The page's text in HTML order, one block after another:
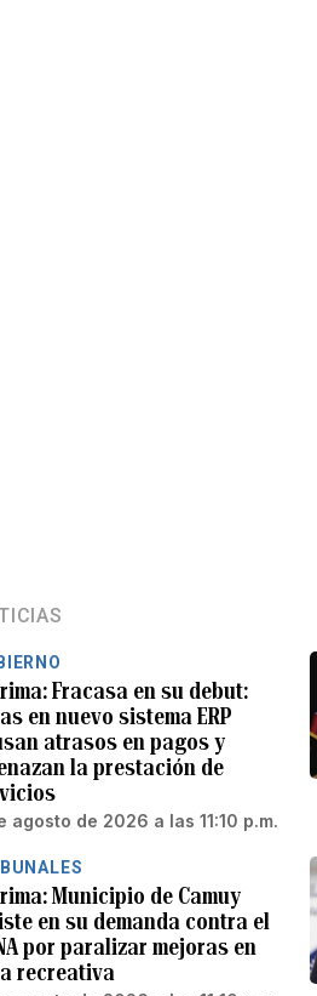
Fracasa en su debut:
en nuevo sistema ERP
atrasos en pagos y
la prestación de
agosto de 2026 a las 11:10 p.m.
Municipio de Camuy
en su demanda contra el
por paralizar mejoras en
recreativa